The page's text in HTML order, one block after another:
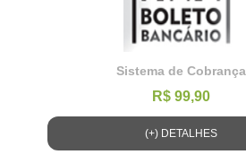
Sistema de Cobrança
R$ 99,90
(+) DETALHES